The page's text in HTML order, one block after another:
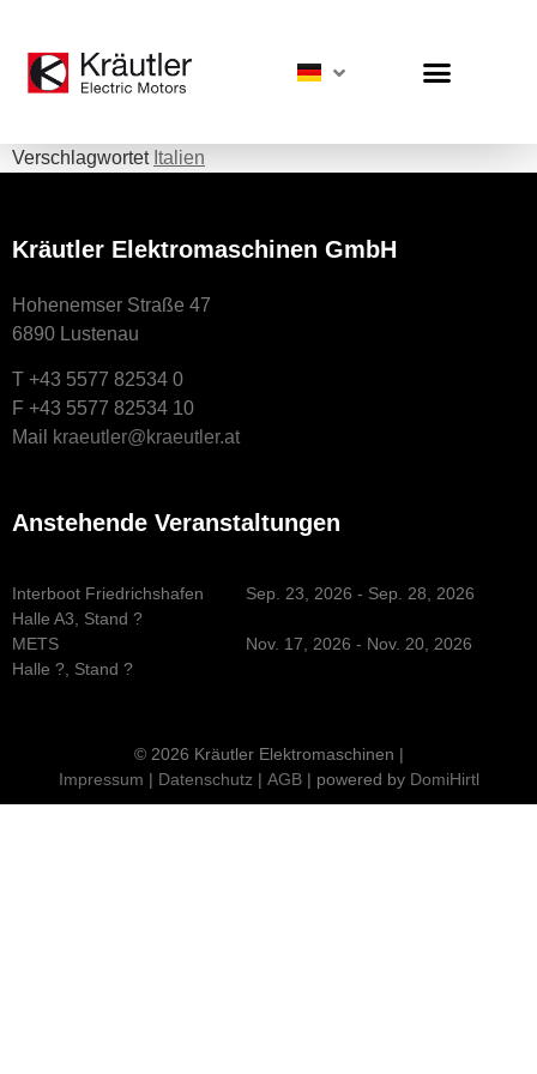
Verschlagwortet Italien
Kräutler Elektromaschinen GmbH
Hohenemser Straße 47
6890 Lustenau
T +43 5577 82534 0
F +43 5577 82534 10
Mail
kraeutler@kraeutler.at
Anstehende Veranstaltungen
Interboot Friedrichshafen
Halle A3, Stand ?
Sep. 23, 2026 - Sep. 28, 2026
METS
Halle ?, Stand ?
Nov. 17, 2026 - Nov. 20, 2026
© 2026 Kräutler Elektromaschinen |
Impressum | Datenschutz | AGB| powered by DomiHirtl